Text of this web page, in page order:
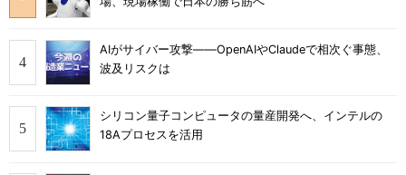
AIがサイバー攻撃――OpenAIやClaudeで相次ぐ事態、
波及リスクは
シリコン量子コンピュータの量産開発へ、インテルの
18Aプロセスを活用